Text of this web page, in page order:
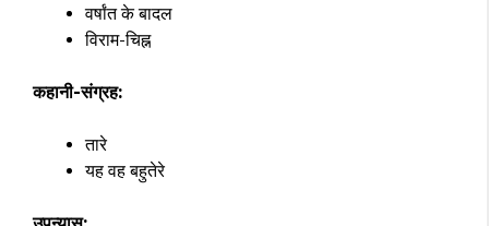
वर्षांत के बादल
विराम-चिह्न
कहानी-संग्रह:
तारे
यह वह बहुतेरे